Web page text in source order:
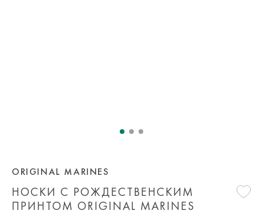
НОСКИ С РОЖДЕСТВЕНСКИМ
ПРИНТОМ ORIGINAL MARINES
ORIGINAL MARINES